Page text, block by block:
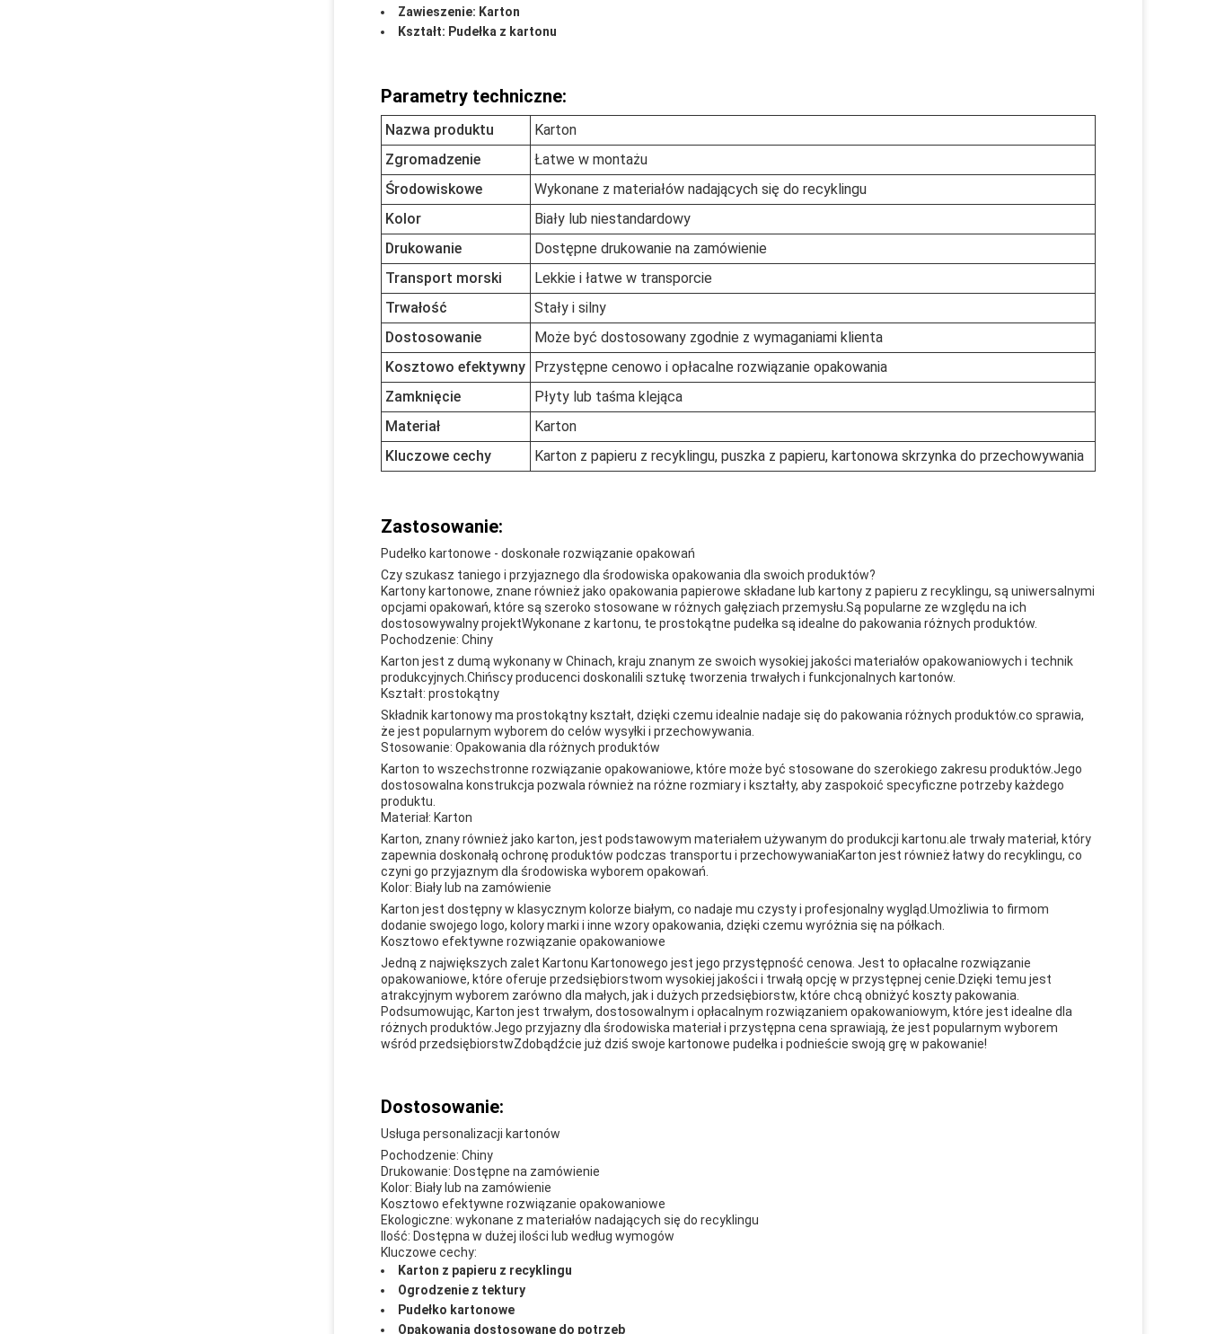
Zawieszenie: Karton
Kształt: Pudełka z kartonu
Parametry techniczne:
Nazwa produktu
Karton
Zgromadzenie
Łatwe w montażu
Środowiskowe
Wykonane z materiałów nadających się do recyklingu
Kolor
Biały lub niestandardowy
Drukowanie
Dostępne drukowanie na zamówienie
Transport morski
Lekkie i łatwe w transporcie
Trwałość
Stały i silny
Dostosowanie
Może być dostosowany zgodnie z wymaganiami klienta
Kosztowo efektywny Przystępne cenowo i opłacalne rozwiązanie opakowania
Zamknięcie
Płyty lub taśma klejąca
Materiał
Karton
Kluczowe cechy
Karton z papieru z recyklingu, puszka z papieru, kartonowa skrzynka do przechowywania
Zastosowanie:
Pudełko kartonowe - doskonałe rozwiązanie opakowań
Czy szukasz taniego i przyjaznego dla środowiska opakowania dla swoich produktów?
Kartony kartonowe, znane również jako opakowania papierowe składane lub kartony z papieru z recyklingu, są uniwersalnymi
opcjami opakowań, które są szeroko stosowane w różnych gałęziach przemysłu.Są popularne ze względu na ich
dostosowywalny projektWykonane z kartonu, te prostokątne pudełka są idealne do pakowania różnych produktów.
Pochodzenie: Chiny
Karton jest z dumą wykonany w Chinach, kraju znanym ze swoich wysokiej jakości materiałów opakowaniowych i technik
produkcyjnych.Chińscy producenci doskonalili sztukę tworzenia trwałych i funkcjonalnych kartonów.
Kształt: prostokątny
Składnik kartonowy ma prostokątny kształt, dzięki czemu idealnie nadaje się do pakowania różnych produktów.co sprawia,
że jest popularnym wyborem do celów wysyłki i przechowywania.
Stosowanie: Opakowania dla różnych produktów
Karton to wszechstronne rozwiązanie opakowaniowe, które może być stosowane do szerokiego zakresu produktów.Jego
dostosowalna konstrukcja pozwala również na różne rozmiary i kształty, aby zaspokoić specyficzne potrzeby każdego
produktu.
Materiał: Karton
Karton, znany również jako karton, jest podstawowym materiałem używanym do produkcji kartonu.ale trwały materiał, który
zapewnia doskonałą ochronę produktów podczas transportu i przechowywaniaKarton jest również łatwy do recyklingu, co
czyni go przyjaznym dla środowiska wyborem opakowań.
Kolor: Biały lub na zamówienie
Karton jest dostępny w klasycznym kolorze białym, co nadaje mu czysty i profesjonalny wygląd.Umożliwia to firmom
dodanie swojego logo, kolory marki i inne wzory opakowania, dzięki czemu wyróżnia się na półkach.
Kosztowo efektywne rozwiązanie opakowaniowe
Jedną z największych zalet Kartonu Kartonowego jest jego przystępność cenowa. Jest to opłacalne rozwiązanie
opakowaniowe, które oferuje przedsiębiorstwom wysokiej jakości i trwałą opcję w przystępnej cenie.Dzięki temu jest
atrakcyjnym wyborem zarówno dla małych, jak i dużych przedsiębiorstw, które chcą obniżyć koszty pakowania.
Podsumowując, Karton jest trwałym, dostosowalnym i opłacalnym rozwiązaniem opakowaniowym, które jest idealne dla
różnych produktów.Jego przyjazny dla środowiska materiał i przystępna cena sprawiają, że jest popularnym wyborem
wśród przedsiębiorstwZdobądźcie już dziś swoje kartonowe pudełka i podnieście swoją grę w pakowanie!
Dostosowanie:
Usługa personalizacji kartonów
Pochodzenie: Chiny
Drukowanie: Dostępne na zamówienie
Kolor: Biały lub na zamówienie
Kosztowo efektywne rozwiązanie opakowaniowe
Ekologiczne: wykonane z materiałów nadających się do recyklingu
Ilość: Dostępna w dużej ilości lub według wymogów
Kluczowe cechy:
Karton z papieru z recyklingu
Ogrodzenie z tektury
Pudełko kartonowe
Opakowania dostosowane do potrzeb